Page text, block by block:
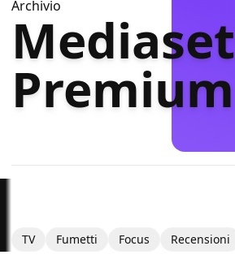
Archivio
Mediaset
Premium
TV Fumetti Focus Recensioni